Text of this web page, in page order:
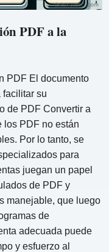
PDF a la
PDF El documento
facilitar su
de PDF Convertir a
los PDF no están
Por lo tanto, se
para
juegan un papel
de PDF y
manejable, que luego
de
adecuada puede
y esfuerzo al